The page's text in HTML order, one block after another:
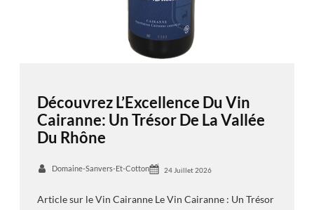
Découvrez L’Excellence Du Vin
Cairanne: Un Trésor De La Vallée
Du Rhône
Domaine-Sanvers-Et-Cotton 24 Juillet 2026
Article sur le Vin Cairanne Le Vin Cairanne : Un Trésor